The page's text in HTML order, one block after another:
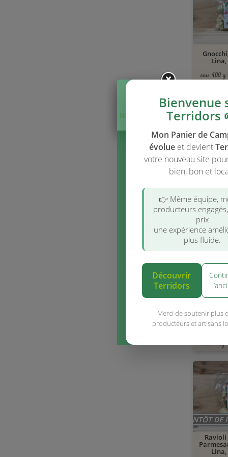
Lina,
env. 400 g
env. 400 g
11,50 €/kg
Lina,
11,50 €/kg
Ravioli
Lina,
BIENTÔT DE
Bienvenue
Terridors
Mon Panier de
évolue et devient
votre nouveau site
bien, bon et
👉 Même équipe,
producteurs
prix
une expérience
plus fluide.
Découvrir
Terridors
Merci de soutenir plus
producteurs et artisans
Ne plus afficher